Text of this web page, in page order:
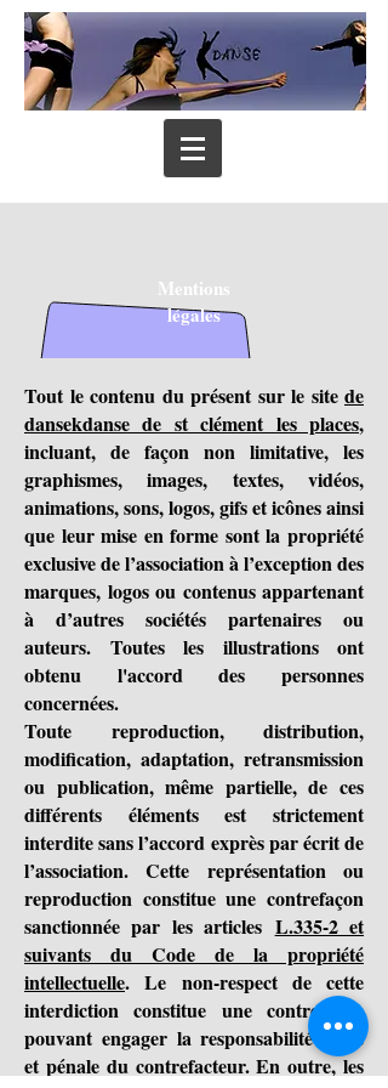
Mentions
légales
Tout le contenu du présent sur le site de
dansekdanse de st clément les places,
incluant, de façon non limitative, les
graphismes, images, textes, vidéos,
animations, sons, logos, gifs et icônes ainsi
que leur mise en forme sont la propriété
exclusive de l’association à l’exception des
marques, logos ou contenus appartenant
à d’autres sociétés partenaires ou
auteurs. Toutes les illustrations ont
obtenu l'accord des personnes
concernées.
Toute reproduction, distribution,
modification, adaptation, retransmission
ou publication, même partielle, de ces
différents éléments est strictement
interdite sans l’accord exprès par écrit de
l’association. Cette représentation ou
reproduction constitue une contrefaçon
sanctionnée par les articles L.335-2 et
suivants du Code de la propriété
intellectuelle. Le non-respect de cette
interdiction constitue une contrefaçon
pouvant engager la responsabilité civile
et pénale du contrefacteur. En outre, les